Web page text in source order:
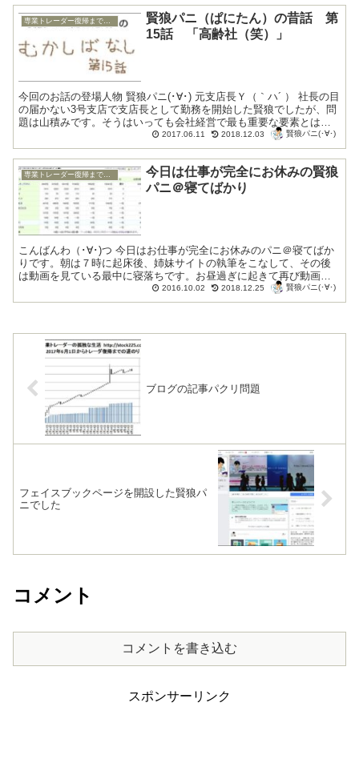
専業トレーダー復帰までの底辺生活編
賢狼パニ（ぱにたん）の昔話 第
15話 「高齢社（笑）」
今回のお話の登場人物 賢狼パニ(･∀･) 元支店長Ｙ（｀ハ´ ） 社長の目
の届かない3号支店で支店長として勤務を開始した賢狼でしたが、問
題は山積みです。そうはいっても会社経営で最も重要な要素とは人
2017.06.11 2018.12.03 賢狼パニ(･∀･)
専業トレーダー復帰までの底辺生活編
今日は仕事が完全にお休みの賢狼
パニ＠寝てばかり
こんばんわ（･∀･)つ 今日はお仕事が完全にお休みのパニ＠寝てばか
りです。朝は７時に起床後、姉妹サイトの執筆をこなして、その後
は動画を見ている最中に寝落ちです。お昼過ぎに起きて再び動画を
見ていると再度寝落ちするという、ある意味幸せな休...
2016.10.02 2018.12.25 賢狼パニ(･∀･)
ブログの記事パクリ問題
フェイスブックページを開設した賢狼パ
ニでした
コメント
コメントを書き込む
スポンサーリンク